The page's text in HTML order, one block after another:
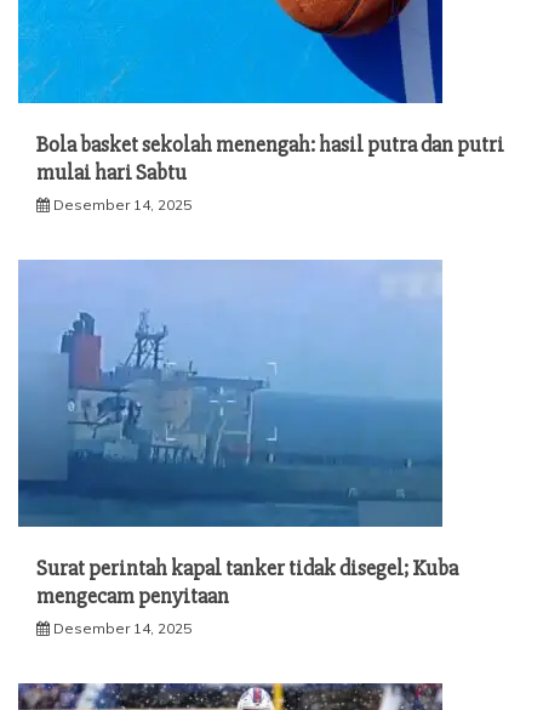
Bola basket sekolah menengah: hasil putra dan putri
mulai hari Sabtu
Desember 14, 2025
Surat perintah kapal tanker tidak disegel; Kuba
mengecam penyitaan
Desember 14, 2025